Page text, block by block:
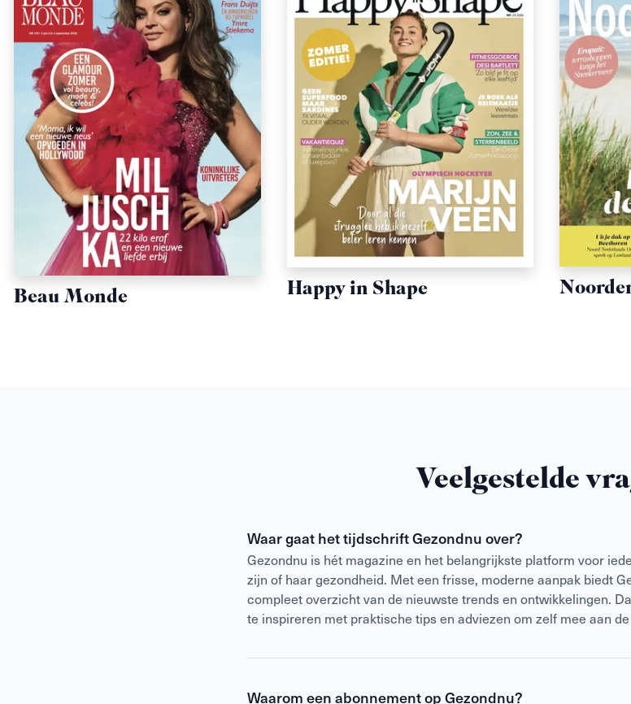
Beau Monde Happy in Shape
Veelgestelde
Waar gaat het tijdschrift Gezondnu over?
Gezondnu is hét magazine en het belangrijkste platform voor
zijn of haar gezondheid. Met een frisse, moderne aanpak biedt
compleet overzicht van de nieuwste trends en ontwikkelingen.
te inspireren met praktische tips en adviezen om zelf mee aan
Waarom een abonnement op Gezondnu?